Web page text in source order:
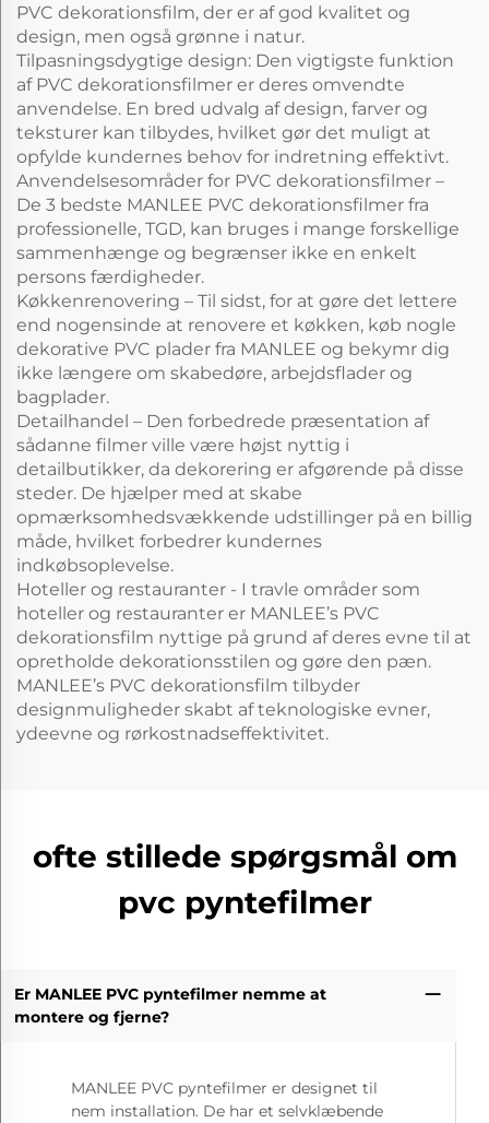
PVC dekorationsfilm, der er af god kvalitet og
design, men også grønne i natur.
Tilpasningsdygtige design: Den vigtigste funktion
af PVC dekorationsfilmer er deres omvendte
anvendelse. En bred udvalg af design, farver og
teksturer kan tilbydes, hvilket gør det muligt at
opfylde kundernes behov for indretning effektivt.
Anvendelsesområder for PVC dekorationsfilmer –
De 3 bedste MANLEE PVC dekorationsfilmer fra
professionelle, TGD, kan bruges i mange forskellige
sammenhænge og begrænser ikke en enkelt
persons færdigheder.
Køkkenrenovering – Til sidst, for at gøre det lettere
end nogensinde at renovere et køkken, køb nogle
dekorative PVC plader fra MANLEE og bekymr dig
ikke længere om skabedøre, arbejdsflader og
bagplader.
Detailhandel – Den forbedrede præsentation af
sådanne filmer ville være højst nyttig i
detailbutikker, da dekorering er afgørende på disse
steder. De hjælper med at skabe
opmærksomhedsvækkende udstillinger på en billig
måde, hvilket forbedrer kundernes
indkøbsoplevelse.
Hoteller og restauranter - I travle områder som
hoteller og restauranter er MANLEE’s PVC
dekorationsfilm nyttige på grund af deres evne til at
opretholde dekorationsstilen og gøre den pæn.
MANLEE’s PVC dekorationsfilm tilbyder
designmuligheder skabt af teknologiske evner,
ydeevne og rørkostnadseffektivitet.
ofte stillede spørgsmål om
pvc pyntefilmer
Er MANLEE PVC pyntefilmer nemme at
montere og fjerne?
MANLEE PVC pyntefilmer er designet til
nem installation. De har et selvklæbende